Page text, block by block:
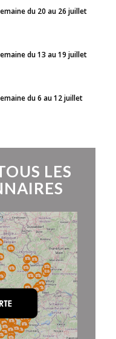
du 20 au 26 juillet
du 13 au 19 juillet
du 6 au 12 juillet
LES